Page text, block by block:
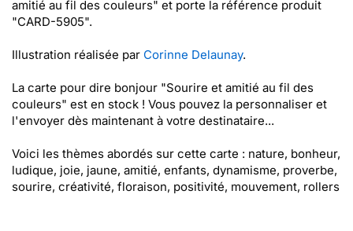
amitié au fil des couleurs" et porte la référence produit
"CARD-5905".
Illustration réalisée par Corinne Delaunay.
La carte pour dire bonjour "Sourire et amitié au fil des
couleurs" est en stock ! Vous pouvez la personnaliser et
l'envoyer dès maintenant à votre destinataire...
Voici les thèmes abordés sur cette carte : nature, bonheur,
ludique, joie, jaune, amitié, enfants, dynamisme, proverbe,
sourire, créativité, floraison, positivité, mouvement, rollers